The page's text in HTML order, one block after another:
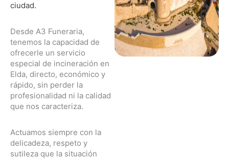
ciudad.
Desde A3 Funeraria,
tenemos la capacidad de
ofrecerle un servicio
especial de incineración en
Elda, directo, económico y
rápido, sin perder la
profesionalidad ni la calidad
que nos caracteriza.
Actuamos siempre con la
delicadeza, respeto y
sutileza que la situación